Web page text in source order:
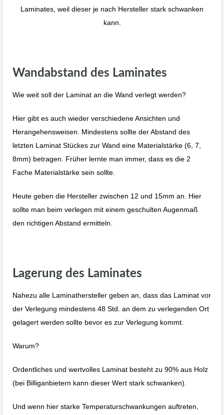
Laminates, weil dieser je nach Hersteller stark schwanken
kann.
Wandabstand des Laminates
Wie weit soll der Laminat an die Wand verlegt werden?
Hier gibt es auch wieder verschiedene Ansichten und
Herangehensweisen. Mindestens sollte der Abstand des
letzten Laminat Stückes zur Wand eine Materialstärke (6, 7,
8mm) betragen. Früher lernte man immer, dass es die 2
Fache Materialstärke sein sollte.
Heute geben die Hersteller zwischen 12 und 15mm an. Hier
sollte man beim verlegen mit einem geschulten Augenmaß
den richtigen Abstand ermitteln.
Lagerung des Laminates
Nahezu alle Laminathersteller geben an, dass das Laminat vor
der Verlegung mindestens 48 Std. an dem zu verlegenden Ort
gelagert werden sollte bevor es zur Verlegung kommt.
Warum?
Ordentliches und wertvolles Laminat besteht zu 90% aus Holz
(bei Billiganbietern kann dieser Wert stark schwanken).
Und wenn hier starke Temperaturschwankungen auftreten,